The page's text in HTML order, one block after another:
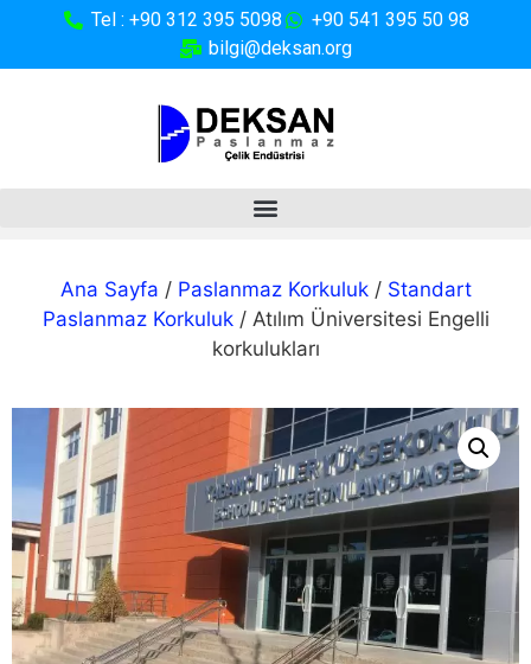
Tel : +90 312 395 5098
+90 541 395 50 98
bilgi@deksan.org
Ana Sayfa / Paslanmaz Korkuluk/ Standart
Paslanmaz Korkuluk/ Atılım Üniversitesi Engelli
korkulukları